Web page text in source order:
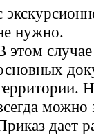
нужно.
этом
можно
дает